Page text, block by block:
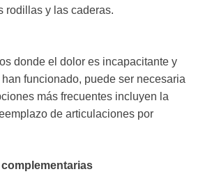
rodillas y las caderas.
donde el dolor es incapacitante y
funcionado, puede ser necesaria
más frecuentes incluyen la
de articulaciones por